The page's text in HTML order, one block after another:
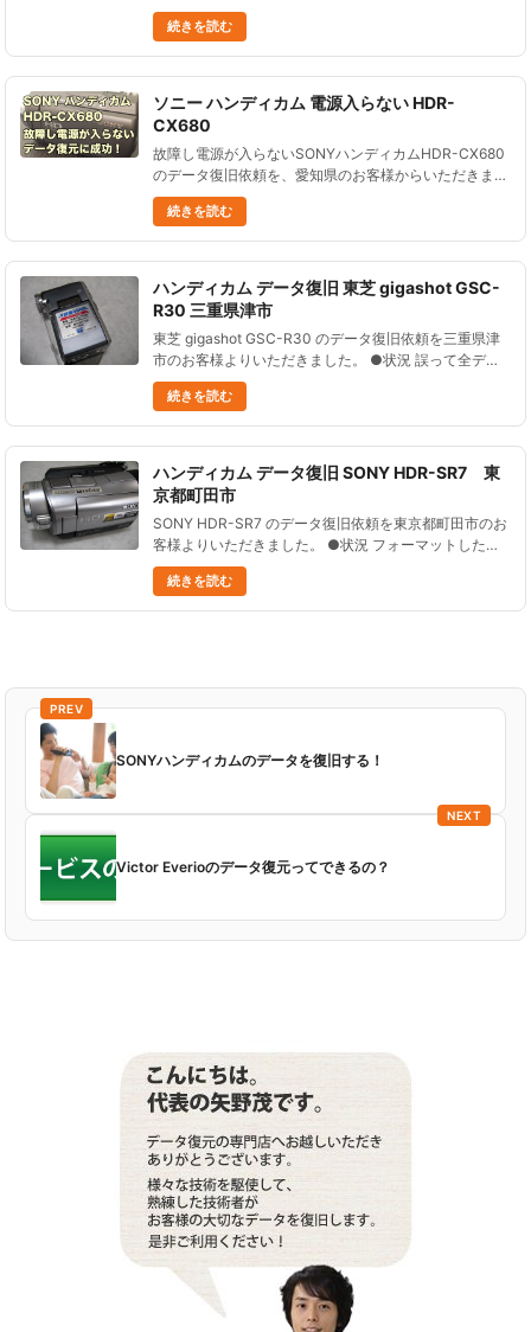
誤って初期化してしまった。 データが入った状態だっ
たので、非常に困っている。 この状況からデータを復
旧でき......
続きを読む
ソニー ハンディカム 電源入らない HDR-
CX680
故障し電源が入らないSONYハンディカムHDR-CX680
のデータ復旧依頼を、愛知県のお客様からいただきまし
た。 2017年発売の、内蔵メモリ（64GB）に記録する
タイプのビデオカメラです。 いつの間にかビデオカメ
ラの電......
続きを読む
ハンディカム データ復旧 東芝 gigashot GSC-
R30 三重県津市
東芝 gigashot GSC-R30 のデータ復旧依頼を三重県津
市のお客様よりいただきました。 ●状況 誤って全デー
タを削除してしまった。 削除後、撮影はしていない。
大切なデータなので、どうにかしてデータを復元した
い......
続きを読む
ハンディカム データ復旧 SONY HDR-SR7 東
京都町田市
SONY HDR-SR7 のデータ復旧依頼を東京都町田市のお
客様よりいただきました。 ●状況 フォーマットしたよ
うで、動画が消えてしまった。必要な動画なので困って
いる。 なんとかデータを復旧して欲しいのだが、可能
だろうか......
続きを読む
PREV
SONYハンディカムのデータを復旧する！
NEXT
Victor Everioのデータ復元ってできるの？